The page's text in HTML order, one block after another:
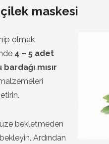
çilek maskesi
olmak
4 – 5 adet
bardağı mısır
bekletmeden
Ardından